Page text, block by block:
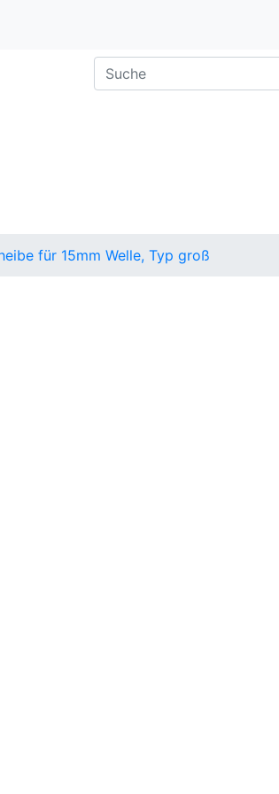
für 15mm Welle, Typ groß